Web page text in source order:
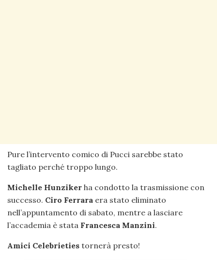
Pure l’intervento comico di Pucci sarebbe stato
tagliato perché troppo lungo.
Michelle Hunziker ha condotto la trasmissione con
successo. Ciro Ferrara era stato eliminato
nell’appuntamento di sabato, mentre a lasciare
l’accademia è stata Francesca Manzini.
Amici Celebrieties tornerà presto!